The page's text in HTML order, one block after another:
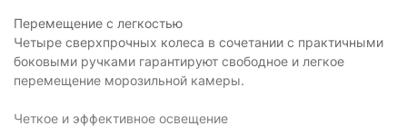
Энергопотребление: 276 кВт/год
Управление
Тип управления:
электронное
Перемещение с легкостью
Четыре сверхпрочных колеса в сочетании с практичными
боковыми ручками гарантируют свободное и легкое
перемещение морозильной камеры.
Четкое и эффективное освещение